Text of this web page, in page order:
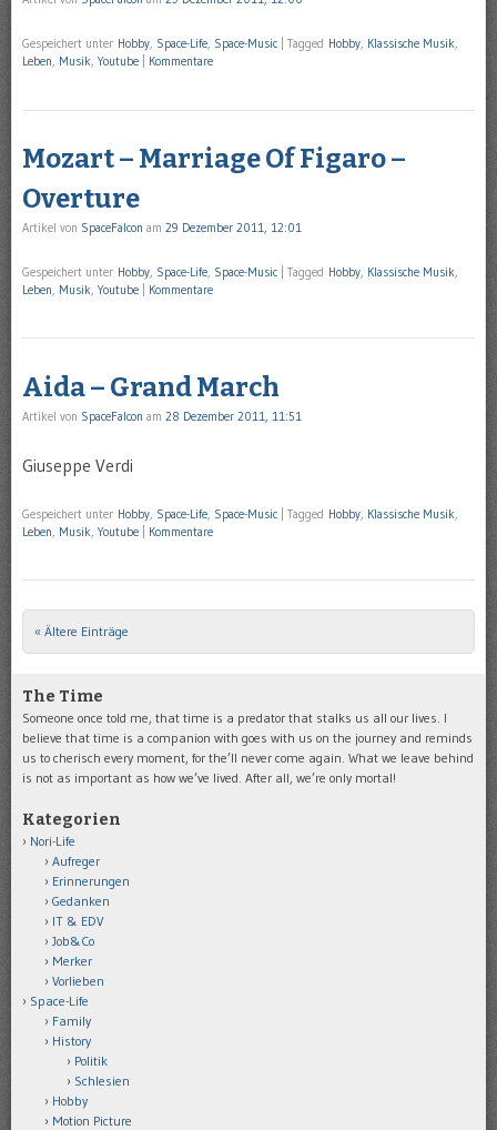
Gespeichert unter Hobby, Space-Life, Space-Music Tagged Hobby, Klassische Musik,
Leben, Musik,Youtube Kommentare
Mozart – Marriage Of Figaro –
Overture
Artikel von SpaceFalcon am 29 Dezember 2011, 12:01
Gespeichert unter Hobby, Space-Life, Space-Music Tagged Hobby, Klassische Musik,
Leben, Musik,Youtube Kommentare
Aida – Grand March
Artikel von SpaceFalcon am 28 Dezember 2011, 11:51
Giuseppe Verdi
Gespeichert unter Hobby, Space-Life, Space-Music Tagged Hobby, Klassische Musik,
Leben, Musik,Youtube Kommentare
Post navigation
« Ältere Einträge
The Time
Someone once told me, that time is a predator that stalks us all our lives. I
believe that time is a companion with goes with us on the journey and reminds
us to cherisch every moment, for the’ll never come again. What we leave behind
is not as important as how we’ve lived. After all, we’re only mortal!
Kategorien
Nori-Life
Aufreger
Erinnerungen
Gedanken
IT & EDV
Job&Co
Merker
Vorlieben
Space-Life
Family
History
Politik
Schlesien
Hobby
Motion Picture